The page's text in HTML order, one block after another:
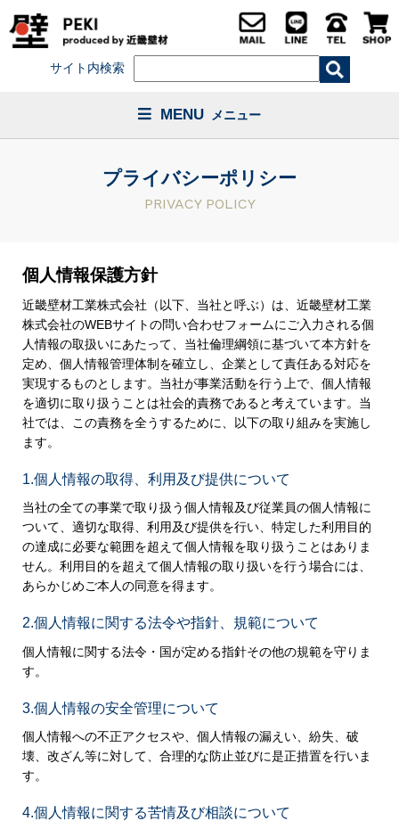
サイト内検索
MENU メニュー
プライバシーポリシー
PRIVACY POLICY
個人情報保護方針
近畿壁材工業株式会社（以下、当社と呼ぶ）は、近畿壁材工業
株式会社のWEBサイトの問い合わせフォームにご入力される個
人情報の取扱いにあたって、当社倫理綱領に基づいて本方針を
定め、個人情報管理体制を確立し、企業として責任ある対応を
実現するものとします。当社が事業活動を行う上で、個人情報
を適切に取り扱うことは社会的責務であると考えています。当
社では、この責務を全うするために、以下の取り組みを実施し
ます。
1.個人情報の取得、利用及び提供について
当社の全ての事業で取り扱う個人情報及び従業員の個人情報に
ついて、適切な取得、利用及び提供を行い、特定した利用目的
の達成に必要な範囲を超えて個人情報を取り扱うことはありま
せん。利用目的を超えて個人情報の取り扱いを行う場合には、
あらかじめご本人の同意を得ます。
2.個人情報に関する法令や指針、規範について
個人情報に関する法令・国が定める指針その他の規範を守りま
す。
3.個人情報の安全管理について
個人情報への不正アクセスや、個人情報の漏えい、紛失、破
壊、改ざん等に対して、合理的な防止並びに是正措置を行いま
す。
4.個人情報に関する苦情及び相談について